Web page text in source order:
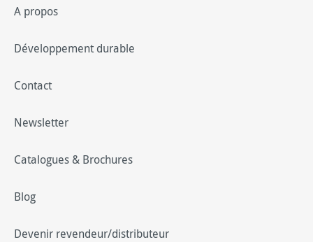
A propos
Développement durable
Contact
Newsletter
Catalogues & Brochures
Blog
Devenir revendeur/distributeur